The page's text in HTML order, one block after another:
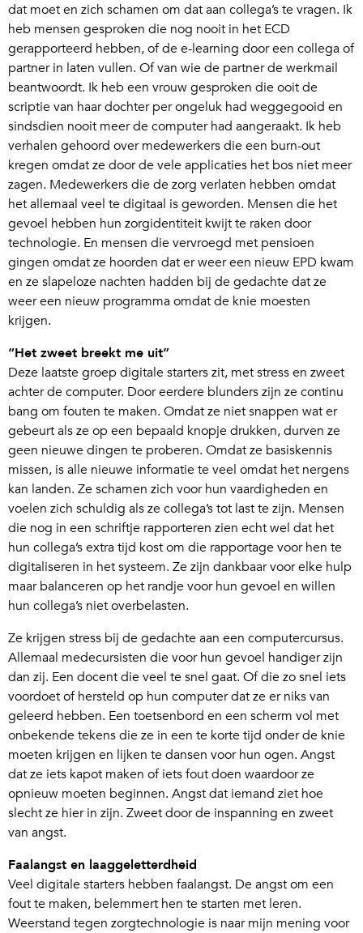
dat moet en zich schamen om dat aan collega’s te vragen. Ik
heb mensen gesproken die nog nooit in het ECD
gerapporteerd hebben, of de e-learning door een collega of
partner in laten vullen. Of van wie de partner de werkmail
beantwoordt. Ik heb een vrouw gesproken die ooit de
scriptie van haar dochter per ongeluk had weggegooid en
sindsdien nooit meer de computer had aangeraakt. Ik heb
verhalen gehoord over medewerkers die een burn-out
kregen omdat ze door de vele applicaties het bos niet meer
zagen. Medewerkers die de zorg verlaten hebben omdat
het allemaal veel te digitaal is geworden. Mensen die het
gevoel hebben hun zorgidentiteit kwijt te raken door
technologie. En mensen die vervroegd met pensioen
gingen omdat ze hoorden dat er weer een nieuw EPD kwam
en ze slapeloze nachten hadden bij de gedachte dat ze
weer een nieuw programma omdat de knie moesten
krijgen.
“Het zweet breekt me uit”
Deze laatste groep digitale starters zit, met stress en zweet
achter de computer. Door eerdere blunders zijn ze continu
bang om fouten te maken. Omdat ze niet snappen wat er
gebeurt als ze op een bepaald knopje drukken, durven ze
geen nieuwe dingen te proberen. Omdat ze basiskennis
missen, is alle nieuwe informatie te veel omdat het nergens
kan landen. Ze schamen zich voor hun vaardigheden en
voelen zich schuldig als ze collega’s tot last te zijn. Mensen
die nog in een schriftje rapporteren zien echt wel dat het
hun collega’s extra tijd kost om die rapportage voor hen te
digitaliseren in het systeem. Ze zijn dankbaar voor elke hulp
maar balanceren op het randje voor hun gevoel en willen
hun collega’s niet overbelasten.
Ze krijgen stress bij de gedachte aan een computercursus.
Allemaal medecursisten die voor hun gevoel handiger zijn
dan zij. Een docent die veel te snel gaat. Of die zo snel iets
voordoet of hersteld op hun computer dat ze er niks van
geleerd hebben. Een toetsenbord en een scherm vol met
onbekende tekens die ze in een te korte tijd onder de knie
moeten krijgen en lijken te dansen voor hun ogen. Angst
dat ze iets kapot maken of iets fout doen waardoor ze
opnieuw moeten beginnen. Angst dat iemand ziet hoe
slecht ze hier in zijn. Zweet door de inspanning en zweet
van angst.
Faalangst en laaggeletterdheid
Veel digitale starters hebben faalangst. De angst om een
fout te maken, belemmert hen te starten met leren.
Weerstand tegen zorgtechnologie is naar mijn mening voor